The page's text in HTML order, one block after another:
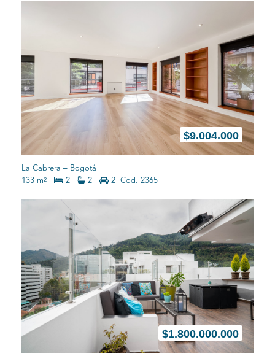
$9.004.000
La Cabrera – Bogotá
133 m2 2 2 2 Cod. 2365
$1.800.000.000